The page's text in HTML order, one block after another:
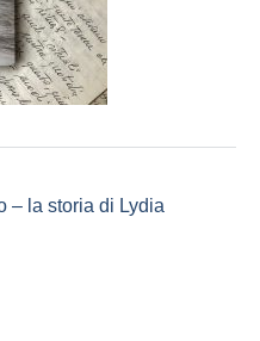
– la storia di Lydia